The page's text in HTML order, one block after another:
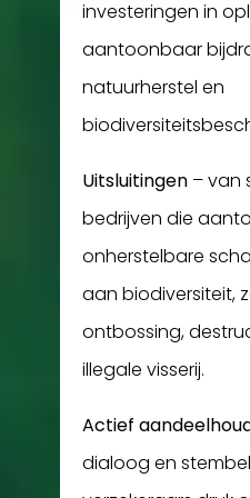
investeringen in
aantoonbaar
natuurherstel en
Uitsluitingen – van
bedrijven die
onherstelbare
aan biodiversiteit,
ontbossing,
illegale visserij.
Actief
dialoog en